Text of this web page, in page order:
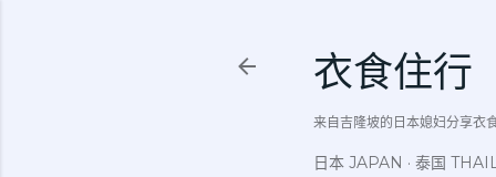
衣食住行
来自吉隆坡的日本媳妇分享
日本 JAPAN 泰国